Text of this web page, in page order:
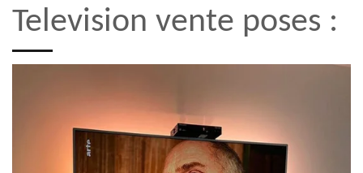
Television vente poses :